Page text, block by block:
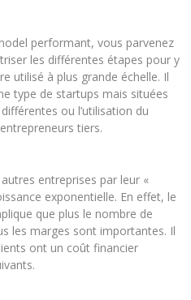
performant, vous parvenez
les différentes étapes pour y
utilisé à plus grande échelle. Il
type de startups mais situées
ou l’utilisation du
tiers.
entreprises par leur «
exponentielle. En effet, le
que plus le nombre de
les marges sont importantes. Il
ont un coût financier